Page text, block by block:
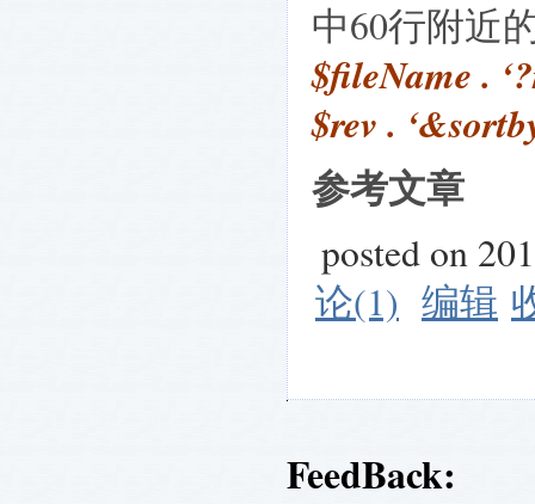
中60行附近
$fileName .
$rev .
参考文章
posted on
论(1) 编辑
FeedBack: